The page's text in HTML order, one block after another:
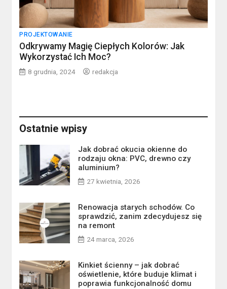
PROJEKTOWANIE
Odkrywamy Magię Ciepłych Kolorów: Jak
Wykorzystać Ich Moc?
8 grudnia, 2024 redakcja
Ostatnie wpisy
Jak dobrać okucia okienne do
rodzaju okna: PVC, drewno czy
aluminium?
27 kwietnia, 2026
Renowacja starych schodów. Co
sprawdzić, zanim zdecydujesz się
na remont
24 marca, 2026
Kinkiet ścienny – jak dobrać
oświetlenie, które buduje klimat i
poprawia funkcjonalność domu